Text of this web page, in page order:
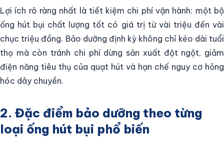
Lợi ích rõ ràng nhất là tiết kiệm chi phí vận hành: một bộ
ống hút bụi chất lượng tốt có giá trị từ vài triệu đến vài
chục triệu đồng. Bảo dưỡng định kỳ không chỉ kéo dài tuổi
thọ mà còn tránh chi phí dừng sản xuất đột ngột, giảm
điện năng tiêu thụ của quạt hút và hạn chế nguy cơ hỏng
hóc dây chuyền.
2. Đặc điểm bảo dưỡng theo từng
loại ống hút bụi phổ biến